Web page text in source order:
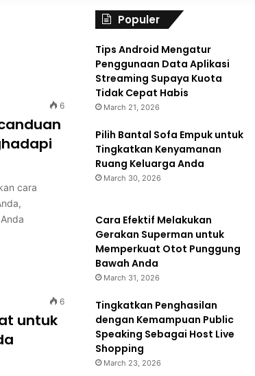
6
cara
6
untuk
Populer
Tips Android Mengatur
Penggunaan Data Aplikasi
Streaming Supaya Kuota
Tidak Cepat Habis
March 21, 2026
Pilih Bantal Sofa Empuk untuk
Tingkatkan Kenyamanan
Ruang Keluarga Anda
March 30, 2026
Cara Efektif Melakukan
Gerakan Superman untuk
Memperkuat Otot Punggung
Bawah Anda
March 31, 2026
Tingkatkan Penghasilan
dengan Kemampuan Public
Speaking Sebagai Host Live
Shopping
March 23, 2026